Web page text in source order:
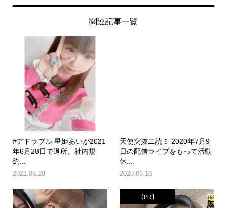
関連記事一覧
#アドラブル 星姫あいが2021
年6月28日で退所。社内規
約...
2021.06.28
天使突抜ニ読ミ 2020年7月9
日の配信ライブをもって活動
休...
2020.06.16
【PR】